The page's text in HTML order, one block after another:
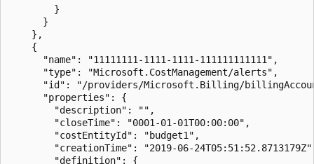
        }
      }
    },
    {
      "name": "11111111-1111-1111-111111111111",
      "type": "Microsoft.CostManagement/alerts",
"id": "/providers/Microsoft.Billing/
      "properties": {
        "description": "",
        "closeTime": "0001-01-01T00:00:00",
        "costEntityId": "budget1",
"creationTime": "2019-06-
        "definition": {